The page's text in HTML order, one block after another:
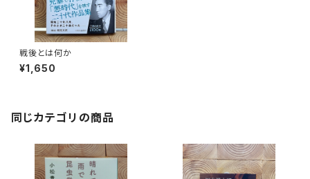
戦後とは何か
¥1,650
同じカテゴリの商品